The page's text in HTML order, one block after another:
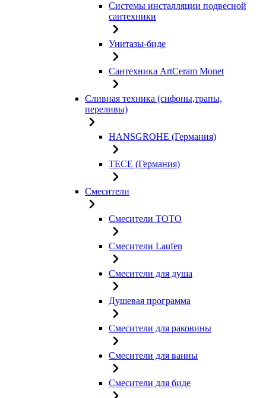
Системы инсталляции подвесной
сантехники
Унитазы-биде
Сантехника ArtCeram Monet
Сливная техника (сифоны,трапы,
переливы)
HANSGROHE (Германия)
TECE (Германия)
Смесители
Смесители TOTO
Смесители Laufen
Смесители для душа
Душевая программа
Смесители для раковины
Смесители для ванны
Смесители для биде